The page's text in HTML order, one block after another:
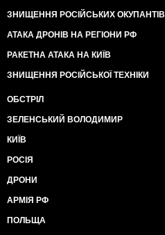
ЗНИЩЕННЯ РОСІЙСЬКИХ ОКУПАНТІВ
АТАКА ДРОНІВ НА РЕГІОНИ РФ
РАКЕТНА АТАКА НА КИЇВ
ЗНИЩЕННЯ РОСІЙСЬКОЇ ТЕХНІКИ
ОБСТРІЛ
ЗЕЛЕНСЬКИЙ ВОЛОДИМИР
КИЇВ
РОСІЯ
ДРОНИ
АРМІЯ РФ
ПОЛЬЩА